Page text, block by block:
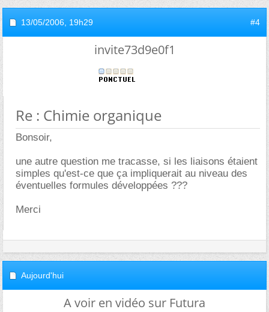
13/05/2006, 19h29 #4
invite73d9e0f1
Re : Chimie organique
Bonsoir,
une autre question me tracasse, si les liaisons étaient
simples qu'est-ce que ça impliquerait au niveau des
éventuelles formules développées ???
Merci
Aujourd'hui
A voir en vidéo sur Futura